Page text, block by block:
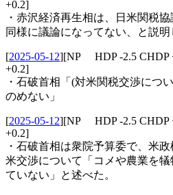
+0.2]
・赤沢経済再生相は、日米関税
同様に議論になってない、と説明
[2025-05-12][NP HDP -2.5 CHDP
+0.2]
・石破首相「(対米関税交渉につ
のめない」
[2025-05-12][NP HDP -2.5 CHDP
+0.2]
・石破首相は衆院予算委で、米
米交渉について「コメや農業を
ていない」と述べた。